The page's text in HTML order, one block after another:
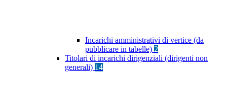
Incarichi amministrativi di vertice (da
pubblicare in tabelle) 2
Titolari di incarichi dirigenziali (dirigenti non
generali) 14